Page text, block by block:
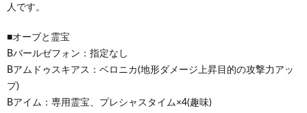
人です。
■オーブと霊宝
Bバールゼフォン：指定なし
Bアムドゥスキアス：ベロニカ(地形ダメージ上昇目的の攻撃力アッ
プ)
Bアイム：専用霊宝、プレシャスタイム×4(趣味)